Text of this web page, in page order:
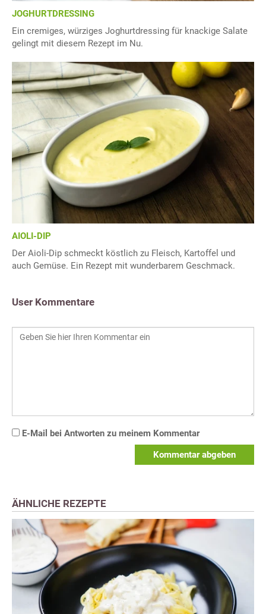
JOGHURTDRESSING
Ein cremiges, würziges Joghurtdressing für knackige Salate
gelingt mit diesem Rezept im Nu.
AIOLI-DIP
Der Aioli-Dip schmeckt köstlich zu Fleisch, Kartoffel und
auch Gemüse. Ein Rezept mit wunderbarem Geschmack.
User Kommentare
E-Mail bei Antworten zu meinem Kommentar
Kommentar abgeben
ÄHNLICHE REZEPTE